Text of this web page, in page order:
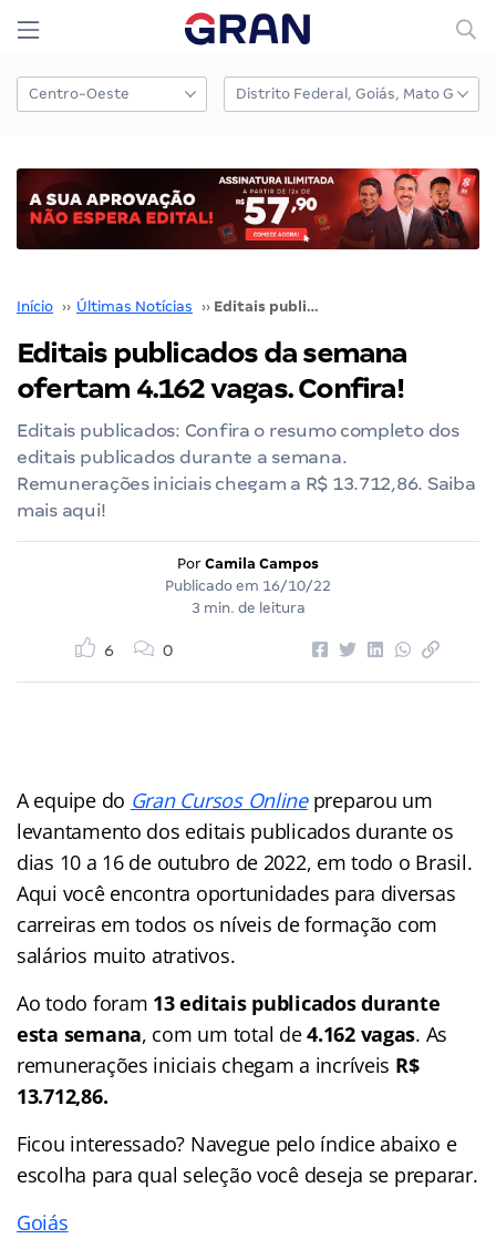
Início ›› Últimas Notícias ›› Editais publicados da semana ofertam 4.162 vagas. Confira!
Editais publicados da semana
ofertam 4.162 vagas. Confira!
Editais publicados: Confira o resumo completo dos
editais publicados durante a semana.
Remunerações iniciais chegam a R$ 13.712,86. Saiba
mais aqui!
Por Camila Campos
Publicado em 16/10/22
3 min. de leitura
6 0
A equipe do Gran Cursos Onlinepreparou um
levantamento dos editais publicados durante os
dias 10 a 16 de outubro de 2022, em todo o Brasil.
Aqui você encontra oportunidades para diversas
carreiras em todos os níveis de formação com
salários muito atrativos.
Ao todo foram 13 editais publicados durante
esta semana, com um total de4.162 vagas. As
remunerações iniciais chegam a incríveis R$
13.712,86.
Ficou interessado? Navegue pelo índice abaixo e
escolha para qual seleção você deseja se preparar.
Goiás